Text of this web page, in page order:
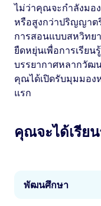
ไม่ว่าคุณจะกำลังมอ
หรือสูงกว่าปริญญาต
การสอนแบบสหวิทย
ยืดหยุ่นเพื่อการเรีย
บรรยากาศหลากวัฒ
คุณได้เปิดรับมุมมอง
แรก
คุณจะได้เรีย
พัฒนศึกษา